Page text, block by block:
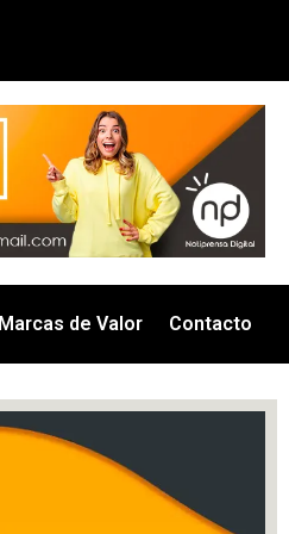
Marcas de Valor Contacto